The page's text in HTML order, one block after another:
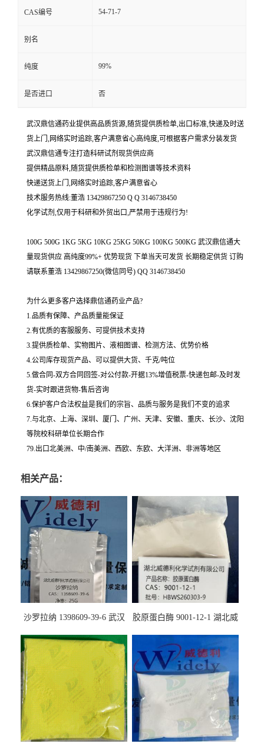
CAS编号 54-71-7
别名
纯度 99%
是否进口 否
武汉鼎信通药业提供高品质货源,随货提供质检单,出口标准,快递及时送
货上门,网络实时追踪,客户满意省心高纯度,可根据客户需求分装发货
武汉鼎信通专注打造科研试剂现货供应商
提供精品原料,随货提供质检单和检测图谱等技术资料
快递送货上门,网络实时追踪,客户满意省心
技术服务热线:董浩 13429867250 Q Q 3146738450
化学试剂,仅用于科研和外贸出口,严禁用于违规行为!
100G 500G 1KG 5KG 10KG 25KG 50KG 100KG 500KG 武汉鼎信通大
量现货供应 高纯度99%+ 优势现货 下单当天可发货 长期稳定供货 订购
请联系董浩 13429867250(微信同号) QQ 3146738450
为什么更多客户选择鼎信通药业产品?
1.品质有保障、产品质量能保证
2.有优质的客服服务、可提供技术支持
3.提供质检单、实物图片、液相图谱、检测方法、优势价格
4.公司库存现货产品、可以提供大货、千克/吨位
5.做合同-双方合同回签-对公付款-开据13%增值税票-快递包邮-及时发
货-实时跟进货物-售后咨询
6.保护客户合法权益是我们的宗旨、品质与服务是我们不变的追求
7.与北京、上海、深圳、厦门、广州、天津、安徽、重庆、长沙、沈阳
等院校科研单位长期合作
79.出口北美洲、中/南美洲、西欧、东欧、大洋洲、非洲等地区
相关产品：
沙罗拉纳 1398609-39-6 武汉
胶原蛋白酶 9001-12-1 湖北威